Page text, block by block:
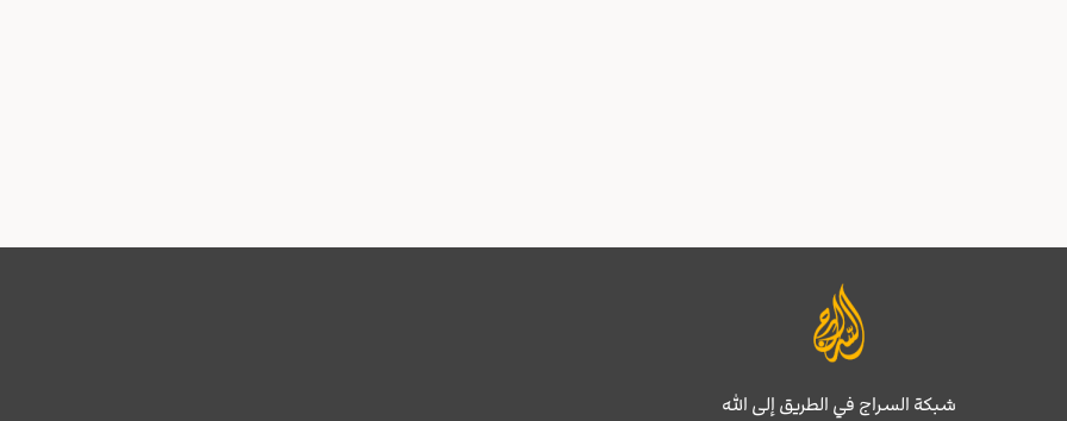
شبكة السراج في الطريق إلى الله